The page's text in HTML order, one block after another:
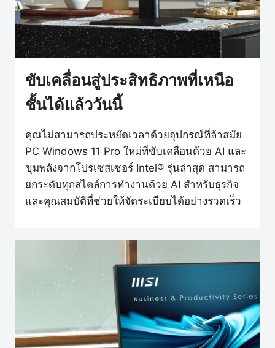
ขับเคลื่อนสู่ประสิทธิภาพที่เหนือ
ชั้นได้แล้ววันนี้
คุณไม่สามารถประหยัดเวลาด้วยอุปกรณ์ที่ล้าสมัย
PC Windows 11 Pro ใหม่ที่ขับเคลื่อนด้วย AI และ
ขุมพลังจากโปรเซสเซอร์ Intel® รุ่นล่าสุด สามารถ
ยกระดับทุกสไตล์การทำงานด้วย AI สำหรับธุรกิจ
และคุณสมบัติที่ช่วยให้จัดระเบียบได้อย่างรวดเร็ว